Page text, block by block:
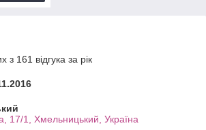
з 161 відгука за рік
17/1, Хмельницький, Україна